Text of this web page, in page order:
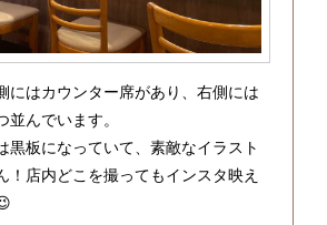
にはカウンター席があり、右側には
並んでいます。
黒板になっていて、素敵なイラスト
！店内どこを撮ってもインスタ映え